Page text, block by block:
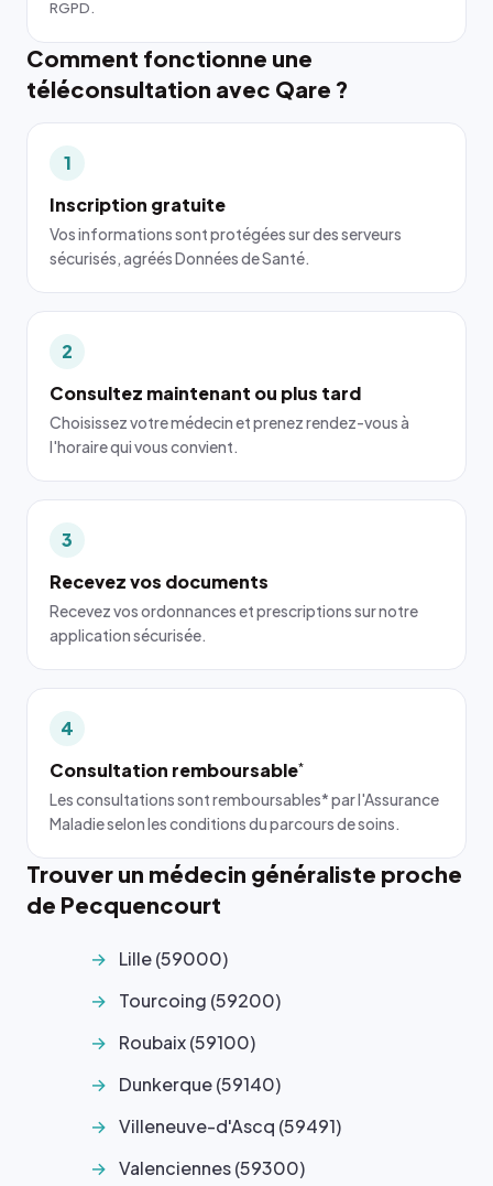
RGPD.
Comment fonctionne une
téléconsultation avec Qare ?
1
Inscription gratuite
Vos informations sont protégées sur des serveurs
sécurisés, agréés Données de Santé.
2
Consultez maintenant ou plus tard
Choisissez votre médecin et prenez rendez-vous à
l'horaire qui vous convient.
3
Recevez vos documents
Recevez vos ordonnances et prescriptions sur notre
application sécurisée.
4
Consultation remboursable*
Les consultations sont remboursables* par l'Assurance
Maladie selon les conditions du parcours de soins.
Trouver un médecin généraliste proche
de Pecquencourt
Lille (59000)
Tourcoing (59200)
Roubaix (59100)
Dunkerque (59140)
Villeneuve-d'Ascq (59491)
Valenciennes (59300)